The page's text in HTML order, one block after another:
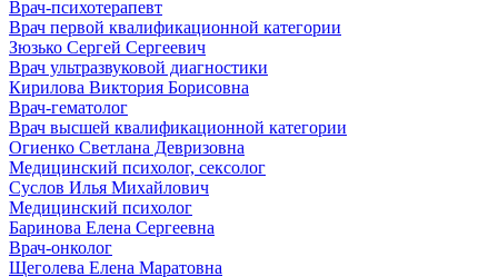
Врач-психотерапевт
Врач первой квалификационной категории
Зюзько Сергей Сергеевич
Врач ультразвуковой диагностики
Кирилова Виктория Борисовна
Врач-гематолог
Врач высшей квалификационной категории
Огиенко Светлана Девризовна
Медицинский психолог, сексолог
Суслов Илья Михайлович
Медицинский психолог
Баринова Елена Сергеевна
Врач-онколог
Щеголева Елена Маратовна